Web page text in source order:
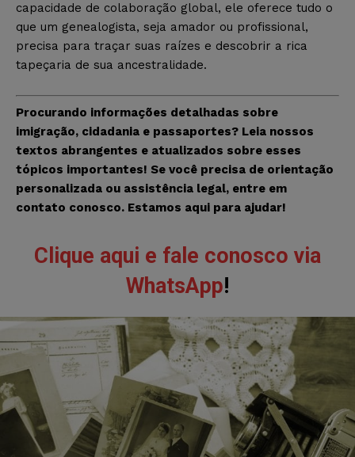
capacidade de colaboração global, ele oferece tudo o
que um genealogista, seja amador ou profissional,
precisa para traçar suas raízes e descobrir a rica
tapeçaria de sua ancestralidade.
Procurando informações detalhadas sobre
imigração, cidadania e passaportes? Leia nossos
textos abrangentes e atualizados sobre esses
tópicos importantes! Se você precisa de orientação
personalizada ou assistência legal, entre em
contato conosco. Estamos aqui para ajudar!
Clique aqui e fale conosco via
WhatsApp!